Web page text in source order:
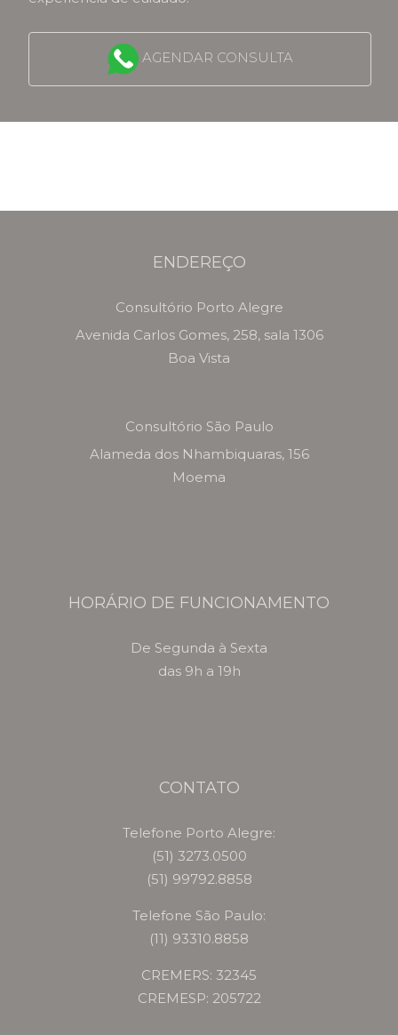
AGENDAR CONSULTA
ENDEREÇO
Consultório Porto Alegre
Avenida Carlos Gomes, 258, sala 1306
Boa Vista
Consultório São Paulo
Alameda dos Nhambiquaras, 156
Moema
HORÁRIO DE FUNCIONAMENTO
De Segunda à Sexta
das 9h a 19h
CONTATO
Telefone Porto Alegre:
(51) 3273.0500
(51) 99792.8858
Telefone São Paulo:
(11) 93310.8858
CREMERS: 32345
CREMESP: 205722